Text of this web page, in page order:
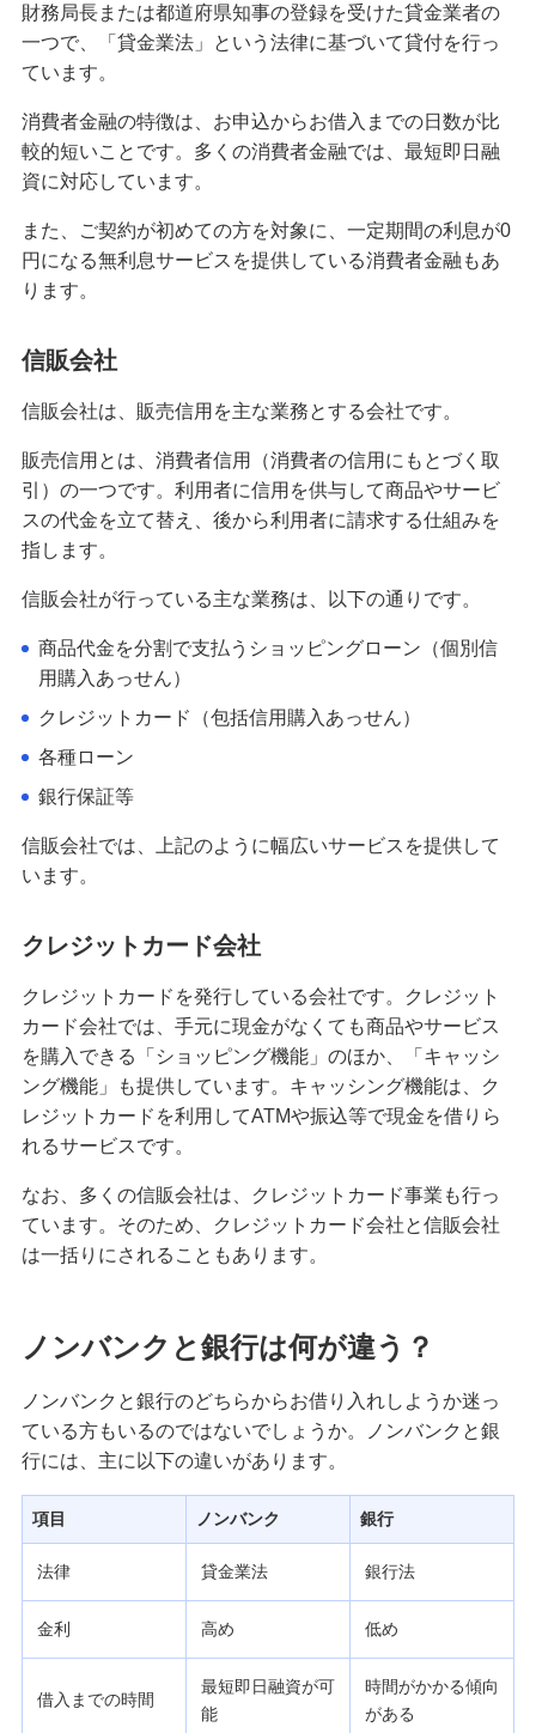
クレジットカードのショッピング枠の現金化は違
法？違法性・リスクとお金が必要なときの対処法
おまとめローンとは？メリット・デメリットや審
査、おすすめの方の特徴を解説
お金が欲しいときの対処法とは？稼ぐ・借りる方
法や注意したいポイントも解説
携帯代・スマホ代が払えないと何が起きる？リス
消費者金融カードローンとは？特徴や銀行カード
ローンとの違い、注意点を解説
借金返済にはコツがある？効率よくお金を返すた
めのポイントを分かりやすく解説
借金にはどんな種類がある？返済困難にならない
個人事業主が融資審査を相談しやすい銀行とは？
他の資金調達方法や注意点も紹介
融資とは？個人が利用できる種類や選ぶポイン
ト、注意点を分かりやすく解説
入院費用が払えないときのリスクと対処法｜利用
キャッシングリボのメリット・注意点は？仕組み
やショッピングリボとの違いも解説
不動産担保ローンのメリット・デメリットとは？
利用を検討できるケースも紹介
カードローンの借入残高とは？確認方法や早く残
高を減らす方法を解説
銀行カードローンの保証会社とは？役割や審査を
受ける際のポイントを解説
フリーローンとは？カードローンとの違いやメリ
ット、注意点を解説
無職でもお金の借入方法はある？ニートや失業中
でも借りられる手段を解説
財務局長または都道府県知事の登録を受けた貸金業者の
一つで、「貸金業法」という法律に基づいて貸付を行っ
ています。
消費者金融の特徴は、お申込からお借入までの日数が比
較的短いことです。多くの消費者金融では、最短即日融
資に対応しています。
また、ご契約が初めての方を対象に、一定期間の利息が0
円になる無利息サービスを提供している消費者金融もあ
ります。
信販会社
信販会社は、販売信用を主な業務とする会社です。
販売信用とは、消費者信用（消費者の信用にもとづく取
引）の一つです。利用者に信用を供与して商品やサービ
スの代金を立て替え、後から利用者に請求する仕組みを
指します。
信販会社が行っている主な業務は、以下の通りです。
商品代金を分割で支払うショッピングローン（個別信
用購入あっせん）
クレジットカード（包括信用購入あっせん）
各種ローン
銀行保証等
信販会社では、上記のように幅広いサービスを提供して
います。
クレジットカード会社
クレジットカードを発行している会社です。クレジット
カード会社では、手元に現金がなくても商品やサービス
を購入できる「ショッピング機能」のほか、「キャッシ
ング機能」も提供しています。キャッシング機能は、ク
レジットカードを利用してATMや振込等で現金を借りら
れるサービスです。
なお、多くの信販会社は、クレジットカード事業も行っ
ています。そのため、クレジットカード会社と信販会社
は一括りにされることもあります。
ノンバンクと銀行は何が違う？
ノンバンクと銀行のどちらからお借り入れしようか迷っ
ている方もいるのではないでしょうか。ノンバンクと銀
行には、主に以下の違いがあります。
項目 ノンバンク 銀行
法律 貸金業法 銀行法
金利 高め 低め
借入までの時間
最短即日融資が可
能
時間がかかる傾向
がある